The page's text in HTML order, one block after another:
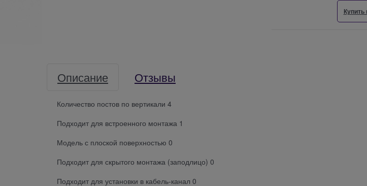
Купить
Описание Отзывы
Количество постов по вертикали 4
Подходит для встроенного монтажа 1
Модель с плоской поверхностью 0
Подходит для скрытого монтажа (заподлицо) 0
Подходит для установки в кабель-канал 0